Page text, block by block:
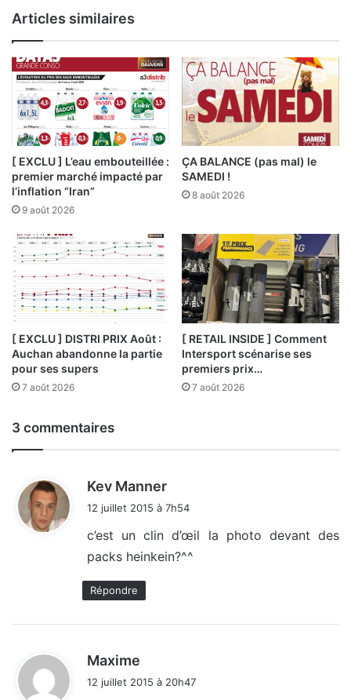
Articles similaires
[ EXCLU ] L’eau embouteillée :
premier marché impacté par
l’inflation “Iran”
9 août 2026
ÇA BALANCE (pas mal) le
SAMEDI !
8 août 2026
[ EXCLU ] DISTRI PRIX Août :
Auchan abandonne la partie
pour ses supers
7 août 2026
[ RETAIL INSIDE ] Comment
Intersport scénarise ses
premiers prix…
7 août 2026
3 commentaires
Kev Manner
:
12 juillet 2015 à 7h54
c’est un clin d’œil la photo devant des
packs heinkein?^^
Répondre
Maxime
12 juillet 2015 à 20h47